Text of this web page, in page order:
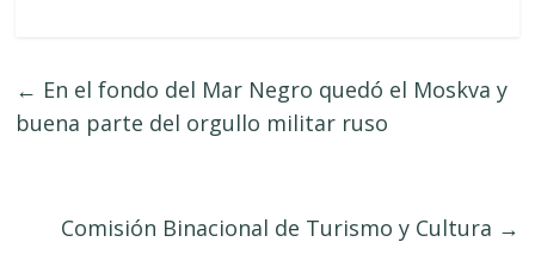
← En el fondo del Mar Negro quedó el Moskva y
buena parte del orgullo militar ruso
Comisión Binacional de Turismo y Cultura →